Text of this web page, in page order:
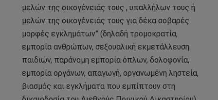
μελών της οικογένειάς τους , υπαλλήλων τους ή
μελών της οικογένειάς τους για δέκα σοβαρές
μορφές εγκλημάτων” (δηλαδή τρομοκρατία,
εμπορία ανθρώπων, σεξουαλική εκμετάλλευση
παιδιών, παράνομη εμπορία όπλων, δολοφονία,
εμπορία οργάνων, απαγωγή, οργανωμένη ληστεία,
βιασμός και εγκλήματα που εμπίπτουν στη